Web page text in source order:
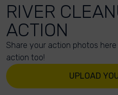
RIVER
ACTION
Share your action photos
action too!
UPLOAD